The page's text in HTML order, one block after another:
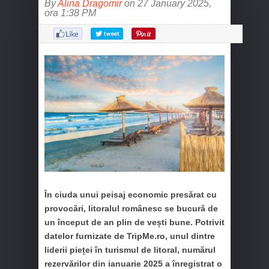
ByAlina Dragomiron 27 January 2025,
ora 1:38 PM
În ciuda unui peisaj economic presărat cu
provocări, litoralul românesc se bucură de
un început de an plin de vești bune. Potrivit
datelor furnizate de TripMe.ro, unul dintre
liderii pieței în turismul de litoral, numărul
rezervărilor din ianuarie 2025 a înregistrat o